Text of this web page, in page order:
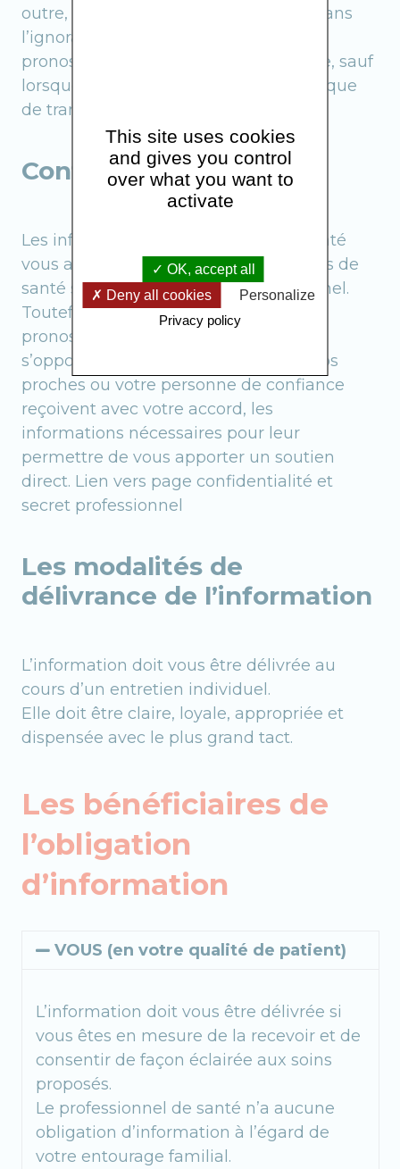
outre, si vous souhaitez être tenu(e) dans
l’ignorance d’un diagnostic ou d’un
pronostic, votre volonté sera respectée, sauf
lorsque des tiers sont exposés à un risque
de transmission.
Confidentialité
Les informations concernant votre santé
vous appartiennent. Les professionnels de
santé sont tenus au secret professionnel.
Toutefois, en cas de diagnostic ou de
pronostic grave, le secret médical ne
s’oppose pas à ce que votre famille, vos
proches ou votre personne de confiance
reçoivent avec votre accord, les
informations nécessaires pour leur
permettre de vous apporter un soutien
direct. Lien vers page confidentialité et
secret professionnel
Les modalités de
délivrance de l’information
L’information doit vous être délivrée au
cours d’un entretien individuel.
Elle doit être claire, loyale, appropriée et
dispensée avec le plus grand tact.
Les bénéficiaires de
l’obligation
d’information
VOUS (en votre qualité de patient)
L’information doit vous être délivrée si
vous êtes en mesure de la recevoir et de
consentir de façon éclairée aux soins
proposés.
Le professionnel de santé n’a aucune
obligation d’information à l’égard de
votre entourage familial.
This site uses cookies
and gives you control
over what you want to
activate
OK, accept all
Deny all cookies
Personalize
Privacy policy